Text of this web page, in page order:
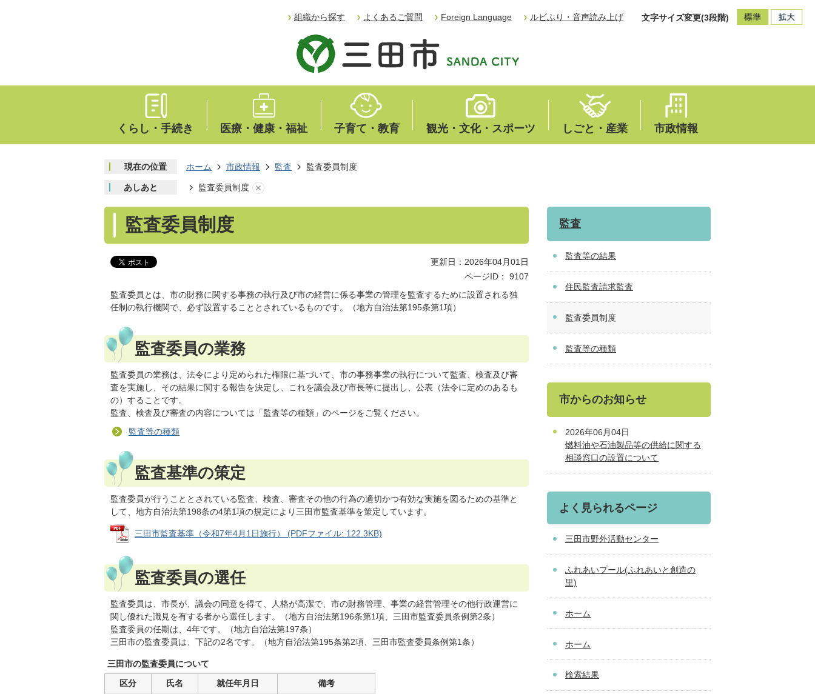
組織から探す よくあるご質問 Foreign Language ルビふり・音声読み上げ 文字サイズ変更(3段階)
くらし・手続き 医療・健康・福祉 子育て・教育 観光・文化・スポーツ しごと・産業 市政情報
現在の位置 ホーム 市政情報 監査 監査委員制度
あしあと 監査委員制度
監査委員制度
更新日：2026年04月01日
ページID：
9107
監査委員とは、市の財務に関する事務の執行及び市の経営に係る事業の管理を監査するために設置される独
任制の執行機関で、必ず設置することとされているものです。（地方自治法第195条第1項）
監査委員の業務
監査委員の業務は、法令により定められた権限に基づいて、市の事務事業の執行について監査、検査及び審
査を実施し、その結果に関する報告を決定し、これを議会及び市長等に提出し、公表（法令に定めのあるも
の）することです。
監査、検査及び審査の内容については「監査等の種類」のページをご覧ください。
監査等の種類
監査基準の策定
監査委員が行うこととされている監査、検査、審査その他の行為の適切かつ有効な実施を図るための基準と
して、地方自治法第198条の4第1項の規定により三田市監査基準を策定しています。
三田市監査基準（令和7年4月1日施行） (PDFファイル: 122.3KB)
監査委員の選任
監査委員は、市長が、議会の同意を得て、人格が高潔で、市の財務管理、事業の経営管理その他行政運営に
関し優れた識見を有する者から選任します。（地方自治法第196条第1項、三田市監査委員条例第2条）
監査委員の任期は、4年です。（地方自治法第197条）
三田市の監査委員は、下記の2名です。（地方自治法第195条第2項、三田市監査委員条例第1条）
三田市の監査委員について
区分
氏名 就任年月日
備考
監査
監査等の結果
住民監査請求監査
監査委員制度
監査等の種類
市からのお知らせ
2026年06月04日
燃料油や石油製品等の供給に関する
相談窓口の設置について
よく見られるページ
三田市野外活動センター
ふれあいプール(ふれあいと創造の
里)
ホーム
ホーム
検索結果